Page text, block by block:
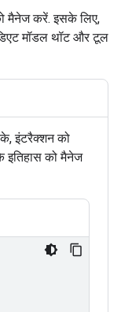
मैनेज करें. इसके लिए,
मॉडल थॉट और टूल
इंटरैक्शन को
इतिहास को मैनेज